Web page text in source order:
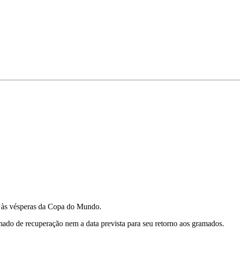
vésperas da Copa do Mundo.
de recuperação nem a data prevista para seu retorno aos gramados.